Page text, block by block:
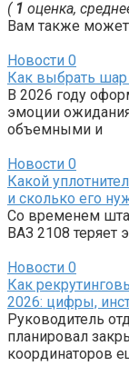
( 1 оценка,
Вам также
Новости 0
Как выбрать шар
В 2026 году
эмоции
объемными и
Новости 0
Какой
и сколько его
Со временем
ВАЗ 2108 теряет
Новости 0
Как
2026: цифры,
Руководитель
планировал
координаторов